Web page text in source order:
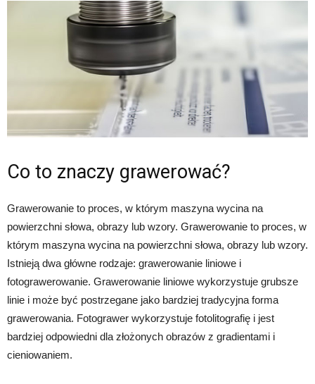
Co to znaczy grawerować?
Grawerowanie to proces, w którym maszyna wycina na
powierzchni słowa, obrazy lub wzory. Grawerowanie to proces, w
którym maszyna wycina na powierzchni słowa, obrazy lub wzory.
Istnieją dwa główne rodzaje: grawerowanie liniowe i
fotograwerowanie. Grawerowanie liniowe wykorzystuje grubsze
linie i może być postrzegane jako bardziej tradycyjna forma
grawerowania. Fotograwer wykorzystuje fotolitografię i jest
bardziej odpowiedni dla złożonych obrazów z gradientami i
cieniowaniem.